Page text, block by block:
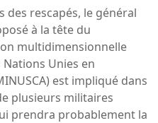
des rescapés, le général
à la tête du
multidimensionnelle
Unies en
est impliqué dans
plusieurs militaires
prendra probablement la